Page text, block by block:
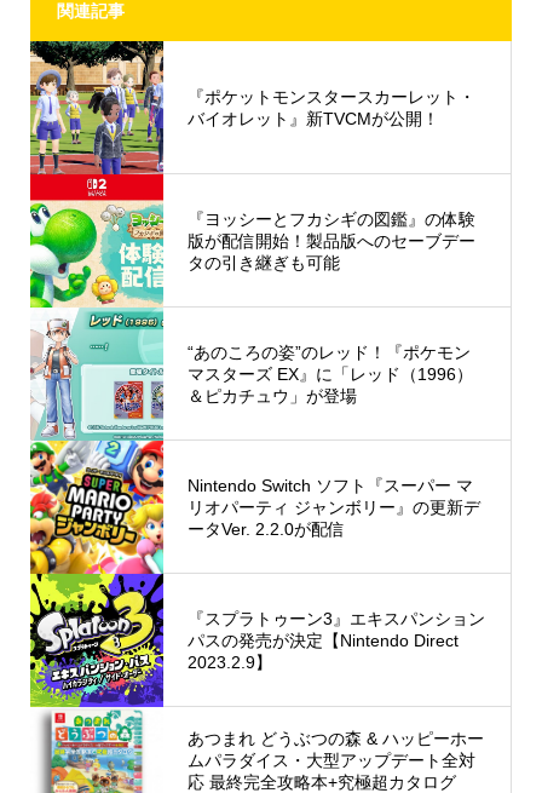
関連記事
『ポケットモンスタースカーレット・
バイオレット』新TVCMが公開！
『ヨッシーとフカシギの図鑑』の体験
版が配信開始！製品版へのセーブデー
タの引き継ぎも可能
“あのころの姿”のレッド！『ポケモン
マスターズ EX』に「レッド（1996）
＆ピカチュウ」が登場
Nintendo Switch ソフト『スーパー マ
リオパーティ ジャンボリー』の更新デ
ータVer. 2.2.0が配信
『スプラトゥーン3』エキスパンション
パスの発売が決定【Nintendo Direct
2023.2.9】
あつまれ どうぶつの森 & ハッピーホー
ムパラダイス・大型アップデート全対
応 最終完全攻略本+究極超カタログ